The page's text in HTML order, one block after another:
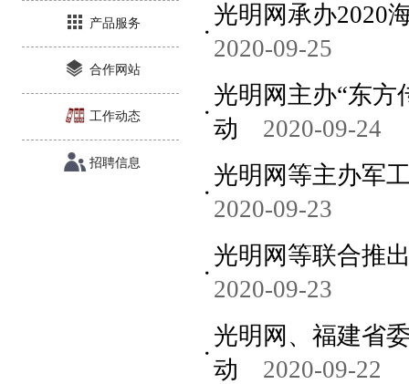
产品服务
合作网站
工作动态
招聘信息
光明网承办2020
2020-09-25
光明网主办“东方
动
2020-09-24
光明网等主办军
2020-09-23
光明网等联合推
2020-09-23
光明网、福建省
动
2020-09-22